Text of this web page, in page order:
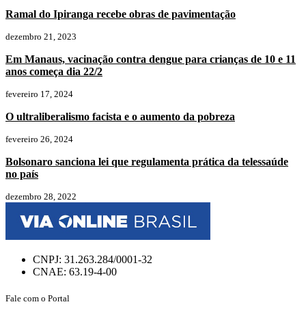
Ramal do Ipiranga recebe obras de pavimentação
dezembro 21, 2023
Em Manaus, vacinação contra dengue para crianças de 10 e 11
anos começa dia 22/2
fevereiro 17, 2024
O ultraliberalismo facista e o aumento da pobreza
fevereiro 26, 2024
Bolsonaro sanciona lei que regulamenta prática da telessaúde
no país
dezembro 28, 2022
CNPJ: 31.263.284/0001-32
CNAE: 63.19-4-00
Fale com o Portal